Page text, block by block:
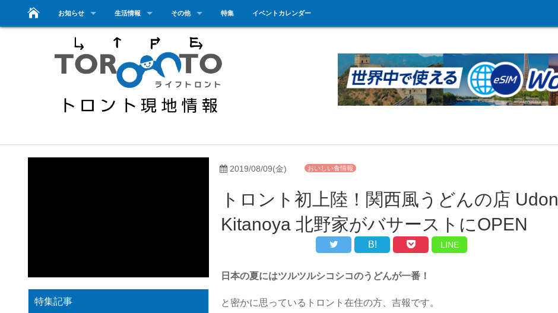
お知らせ 生活情報 その他 特集 イベントカレンダー
2019/08/09(金) おいしい食情報
トロント初上陸！関西風うどんの店 Udon
Kitanoya 北野家がバサーストにOPEN
B! LINE
日本の夏にはツルツルシコシコのうどんが一番！
と密かに思っているトロント在住の方、吉報です。
特集記事